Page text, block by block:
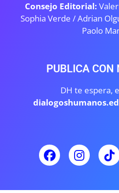
Consejo Editorial:
Sophia Verde /Adrian
Paolo
PUBLICA CON
DH te espera,